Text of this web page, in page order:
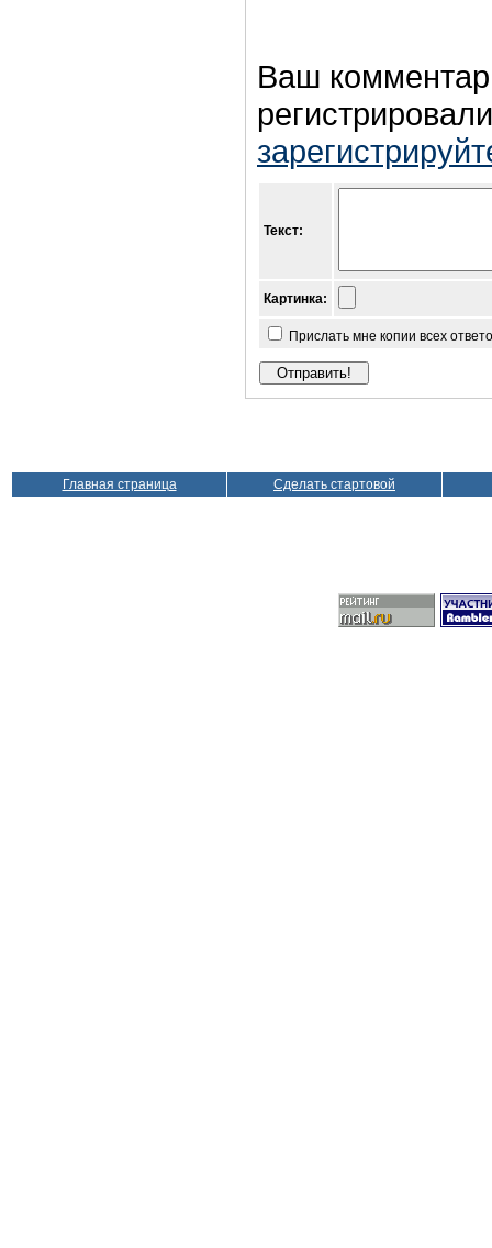
Ваш
Текст:
Картинка:
Прислать мне копии всех
Главная страница Сделать стартовой